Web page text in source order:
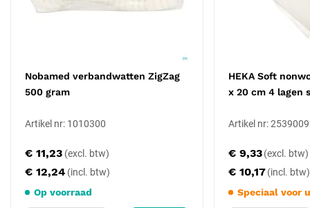
Nobamed verbandwatten ZigZag
500 gram
Artikel nr: 1010300
€ 12,24
€ 11,23
Op voorraad
HEKA Soft
x 20 cm 4 lagen
Artikel nr:
€ 10,17
€ 9,33
Speciaal voor